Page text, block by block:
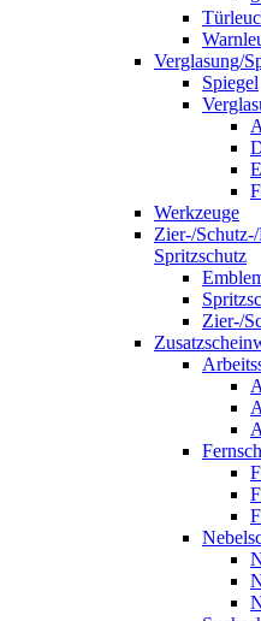
Verglasung/
Spiegel
Werkzeuge
Zier-/
Spritzschutz
Zier-/